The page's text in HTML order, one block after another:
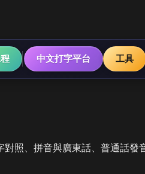
中文打字平台 工具
照、拼音與廣東話、普通話發